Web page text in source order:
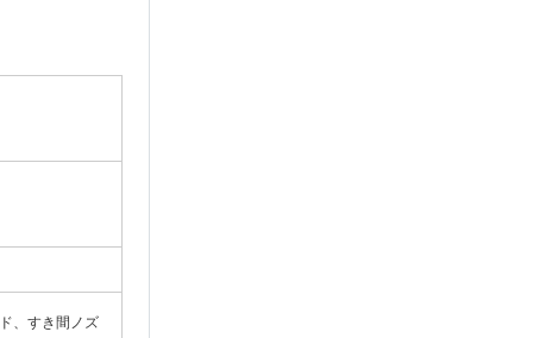
、すき間ノズ